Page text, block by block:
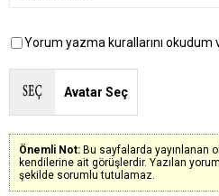
Yorum yazma kurallarını okudum
Avatar Seç
Önemli Not: Bu sayfalarda yayınlanan
kendilerine ait görüşlerdir. Yazılan
şekilde sorumlu tutulamaz.